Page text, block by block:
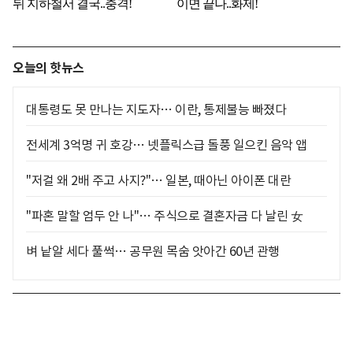
오늘의 핫뉴스
대통령도 못 만나는 지도자… 이란, 통제불능 빠졌다
전세계 3억명 귀 호강… 넷플릭스급 돌풍 일으킨 음악 앱
"저걸 왜 2배 주고 사지?"… 일본, 때아닌 아이폰 대란
"파혼 말할 엄두 안 나"… 주식으로 결혼자금 다 날린 女
벼 낱알 세다 풀썩… 공무원 목숨 앗아간 60년 관행